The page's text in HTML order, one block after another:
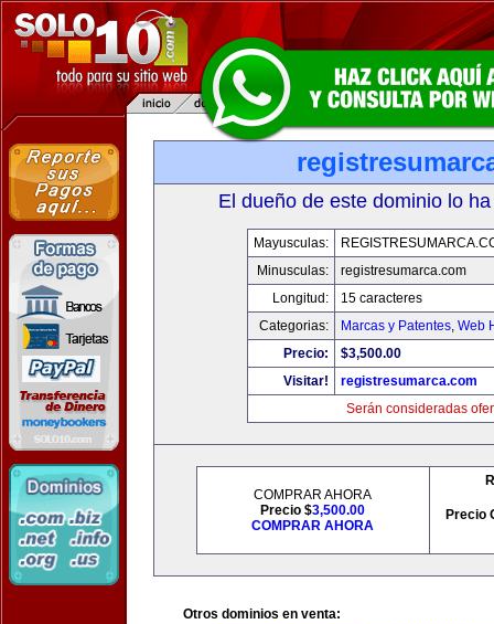
El dueño de este dominio lo
Mayusculas:
Minusculas:
registresumarca.com
Longitud:
15 caracteres
Categorias:
Marcas y Patentes, Web
Precio:
$3,500.00
Visitar!
registresumarca.com
Serán consideradas
COMPRAR AHORA
Precio $3,500.00
COMPRAR AHORA
Precio
Otros dominios en venta: